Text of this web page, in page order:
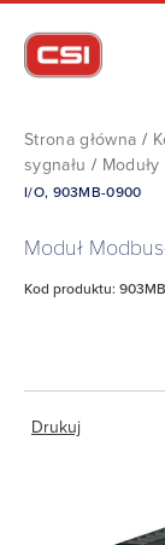
Strona główna /
sygnału /
I/O, 903MB-0900
Moduł
Kod produktu:
Drukuj